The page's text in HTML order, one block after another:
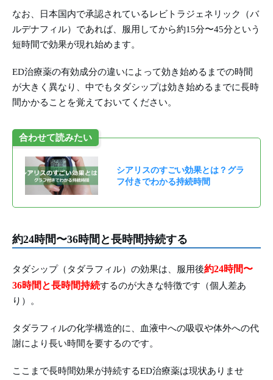
なお、日本国内で承認されているレビトラジェネリック（バ
ルデナフィル）であれば、服用してから約15分〜45分という
短時間で効果が現れ始めます。
ED治療薬の有効成分の違いによって効き始めるまでの時間
が大きく異なり、中でもタダシップは効き始めるまでに長時
間かかることを覚えておいてください。
合わせて読みたい
シアリスのすごい効果とは？グラ
フ付きでわかる持続時間
約24時間〜36時間と長時間持続する
タダシップ（タダラフィル）の効果は、服用後約24時間〜
36時間と長時間持続するのが大きな特徴です（個人差あ
り）。
タダラフィルの化学構造的に、血液中への吸収や体外への代
謝により長い時間を要するのです。
ここまで長時間効果が持続するED治療薬は現状ありませ